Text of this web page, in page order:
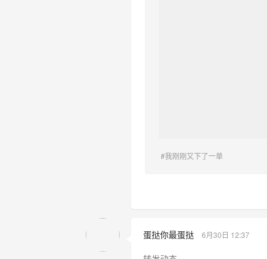
#我刚刚又下了一单
蛋挞你最蛋挞 6月30日 12:37